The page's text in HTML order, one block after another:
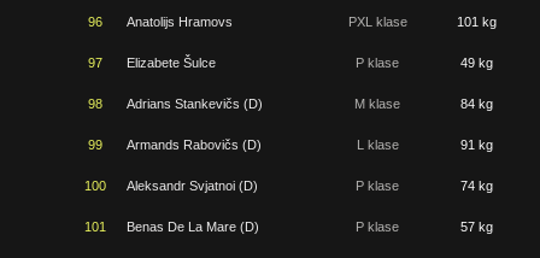
96 Anatolijs Hramovs PXL klase 101 kg
97 Elizabete Šulce P klase 49 kg
98 Adrians Stankevičs (D) M klase 84 kg
99 Armands Rabovičs (D) L klase 91 kg
100 Aleksandr Svjatnoi (D) P klase 74 kg
101 Benas De La Mare (D) P klase 57 kg